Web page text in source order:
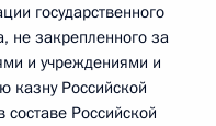
государственного
не закрепленного за
и учреждениями и
казну Российской
Российской